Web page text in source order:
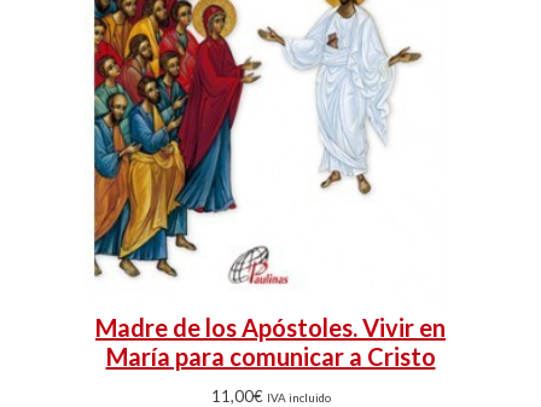
Madre de los Apóstoles. Vivir en
María para comunicar a Cristo
11,00€ IVA incluido